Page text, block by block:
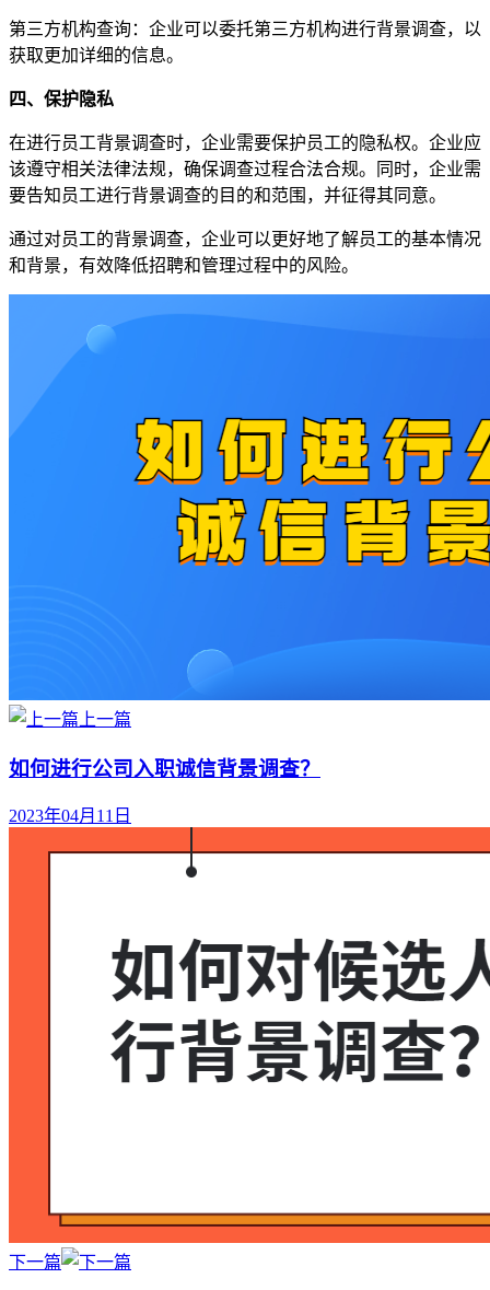
第三方机构查询：企业可以委托第三方机构进行背景调查，以
获取更加详细的信息。
四、保护隐私
在进行员工背景调查时，企业需要保护员工的隐私权。企业应
该遵守相关法律法规，确保调查过程合法合规。同时，企业需
要告知员工进行背景调查的目的和范围，并征得其同意。
通过对员工的背景调查，企业可以更好地了解员工的基本情况
和背景，有效降低招聘和管理过程中的风险。
上一篇
如何进行公司入职诚信背景调查？
2023年04月11日
下一篇